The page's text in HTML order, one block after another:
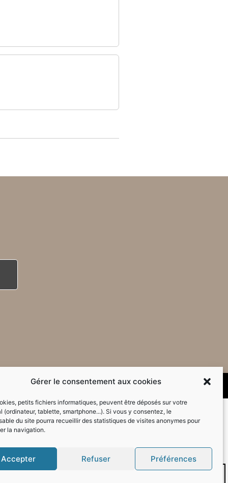
Gérer le consentement aux cookies
petits fichiers informatiques, peuvent être déposés sur votre
(ordinateur, tablette, smartphone...). Si vous y consentez, le
du site pourra recueillir des statistiques de visites anonymes pour
la navigation.
Accepter Refuser Préférences